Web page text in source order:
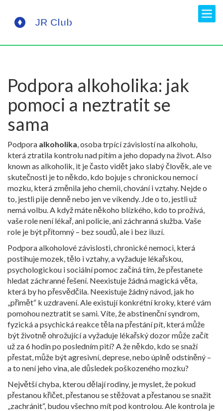
Podpora alkoholika: jak
pomoci a neztratit se
sama
Podpora alkoholika,osoba trpící závislostí na alkoholu,
která ztratila kontrolu nad pítím a jeho dopady na život. Also
known as alkoholik, it je často vidět jako slabý člověk, ale ve
skutečnosti je to někdo, kdo bojuje s chronickou nemocí
mozku, která změnila jeho chemii, chování i vztahy. Nejde o
to, jestli pije denně nebo jen ve víkendy. Jde o to, jestli už
nemá volbu. A když máte někoho blízkého, kdo to prožívá,
vaše role není lékař, ani policie, ani záchranná služba. Vaše
role je být přítomný – bez soudů, ale i bez iluzí.
Podporaalkoholové závislosti,chronické nemoci, která
postihuje mozek, tělo i vztahy, a vyžaduje lékařskou,
psychologickou i sociální pomoc začíná tím, že přestanete
hledat záchranné řešení. Neexistuje žádná magická věta,
která by ho přesvědčila. Neexistuje žádný návod, jak ho
„přimět“ k uzdravení. Ale existují konkrétní kroky, které vám
pomohou neztratit se sami. Víte, žeabstinenční syndrom,
fyzická a psychická reakce těla na přestání pít, která může
být životně ohrožující a vyžaduje lékařský dozormůže začít
už za 6 hodin po posledním pití? A že někdo, kdo se snaží
přestat, může být agresivní, deprese, nebo úplně odstíněný –
a to není jeho vina, ale důsledek poškozeného mozku?
Největší chyba, kterou dělají rodiny, je myslet, že pokud
přestanou křičet, přestanou se stěžovat a přestanou se snažit
„zachránit“, budou všechno mít pod kontrolou. Ale kontrola je